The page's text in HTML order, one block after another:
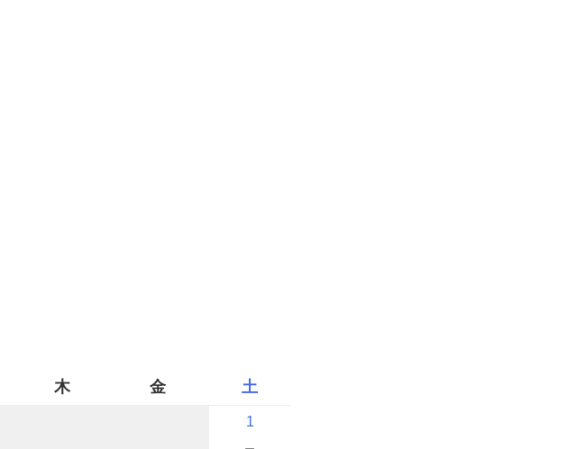
木 金 土
1